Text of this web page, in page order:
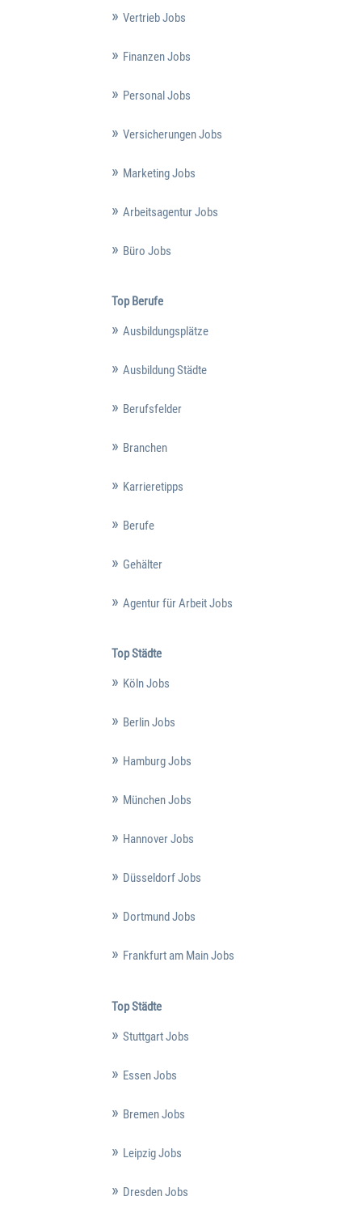
Vertrieb Jobs
Finanzen Jobs
Personal Jobs
Versicherungen Jobs
Marketing Jobs
Arbeitsagentur Jobs
Büro Jobs
Top Berufe
Ausbildungsplätze
Ausbildung Städte
Berufsfelder
Branchen
Karrieretipps
Berufe
Gehälter
Agentur für Arbeit Jobs
Top Städte
Köln Jobs
Berlin Jobs
Hamburg Jobs
München Jobs
Hannover Jobs
Düsseldorf Jobs
Dortmund Jobs
Frankfurt am Main Jobs
Top Städte
Stuttgart Jobs
Essen Jobs
Bremen Jobs
Leipzig Jobs
Dresden Jobs